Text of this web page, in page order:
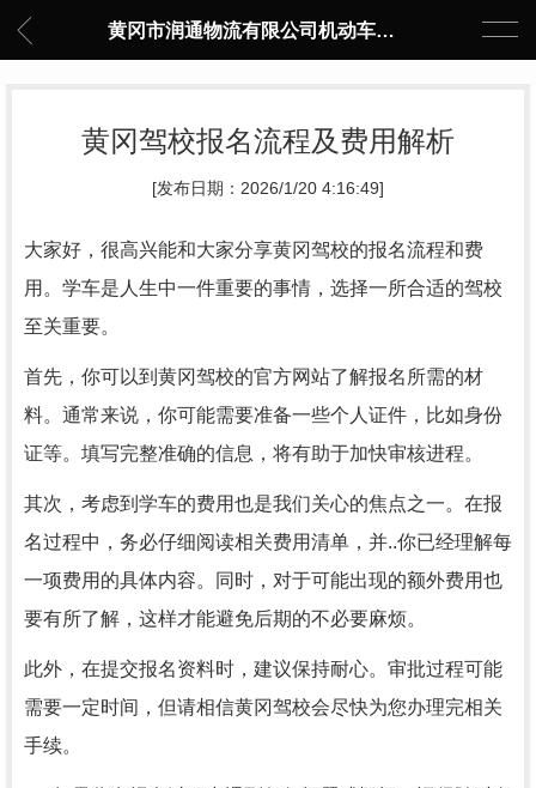
黄冈市润通物流有限公司机动车驾驶员培训中心
黄冈驾校报名流程及费用解析
[发布日期：2026/1/20 4:16:49]
大家好，很高兴能和大家分享黄冈驾校的报名流程和费
用。学车是人生中一件重要的事情，选择一所合适的驾校
至关重要。
首先，你可以到黄冈驾校的官方网站了解报名所需的材
料。通常来说，你可能需要准备一些个人证件，比如身份
证等。填写完整准确的信息，将有助于加快审核进程。
其次，考虑到学车的费用也是我们关心的焦点之一。在报
名过程中，务必仔细阅读相关费用清单，并..你已经理解每
一项费用的具体内容。同时，对于可能出现的额外费用也
要有所了解，这样才能避免后期的不必要麻烦。
此外，在提交报名资料时，建议保持耐心。审批过程可能
需要一定时间，但请相信黄冈驾校会尽快为您办理完相关
手续。